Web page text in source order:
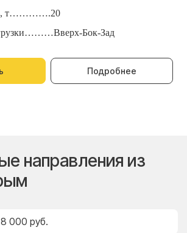
т………….20
Бок-Зад
Подробнее
направления из
000 руб.